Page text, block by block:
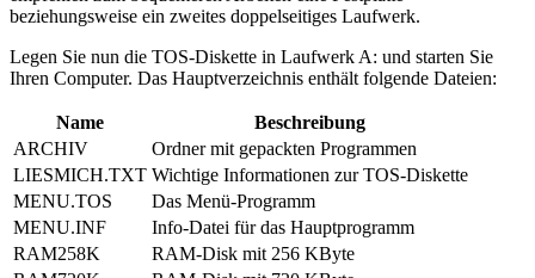
beziehungsweise ein zweites doppelseitiges Laufwerk.
Legen Sie nun die TOS-Diskette in Laufwerk A: und starten Sie
Ihren Computer. Das Hauptverzeichnis enthält folgende Dateien:
Name
Beschreibung
ARCHIV
Ordner mit gepackten Programmen
LIESMICH.TXT Wichtige Informationen zur TOS-Diskette
MENU.TOS
Das Menü-Programm
MENU.INF
Info-Datei für das Hauptprogramm
RAM258K
RAM-Disk mit 256 KByte